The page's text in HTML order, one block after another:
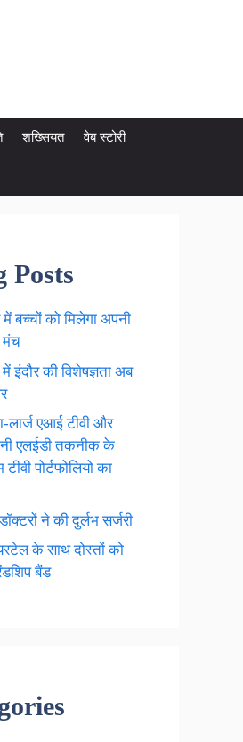
शख्सियत वेब स्टोरी
Posts
बच्चों को मिलेगा अपनी
मंच
इंदौर की विशेषज्ञता अब
लार्ज एआई टीवी और
एलईडी तकनीक के
पोर्टफोलियो का
ने की दुर्लभ सर्जरी
के साथ दोस्तों को
बैंड